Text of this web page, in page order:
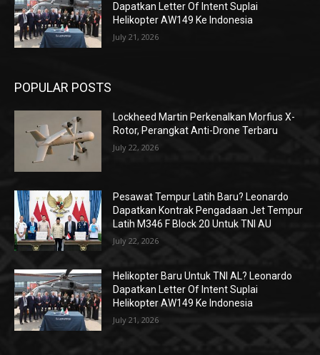
Dapatkan Letter Of Intent Suplai
Helikopter AW149 Ke Indonesia
July 21, 2026
POPULAR POSTS
Lockheed Martin Perkenalkan Morfius X-
Rotor, Perangkat Anti-Drone Terbaru
July 22, 2026
Pesawat Tempur Latih Baru? Leonardo
Dapatkan Kontrak Pengadaan Jet Tempur
Latih M346 F Block 20 Untuk TNI AU
July 22, 2026
Helikopter Baru Untuk TNI AL? Leonardo
Dapatkan Letter Of Intent Suplai
Helikopter AW149 Ke Indonesia
July 21, 2026